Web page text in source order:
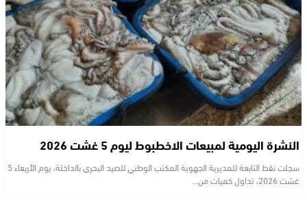
النشرة اليومية لمبيعات الاخطبوط ليوم 5 غشت 2026
سجلت نقط التابعة للمديرية الجهوية المكتب الوطني للصيد البحري بالداخلة، يوم الأربعاء 5
غشت 2026، تداول كميات من…